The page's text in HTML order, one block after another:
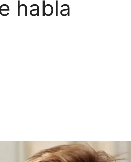
habla